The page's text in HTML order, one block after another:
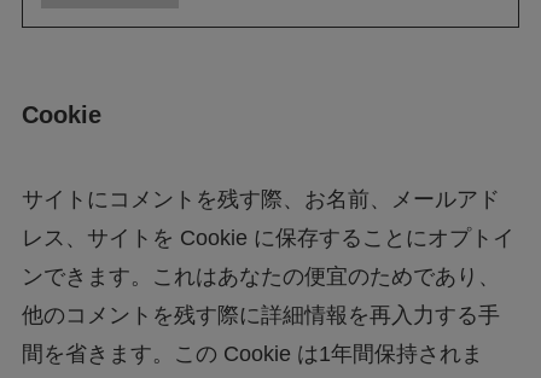
Cookie
サイトにコメントを残す際、お名前、メールアド
レス、サイトを Cookie に保存することにオプトイ
ンできます。これはあなたの便宜のためであり、
他のコメントを残す際に詳細情報を再入力する手
間を省きます。この Cookie は1年間保持されま